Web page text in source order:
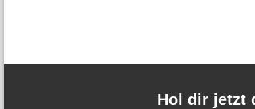
Hol dir jetzt